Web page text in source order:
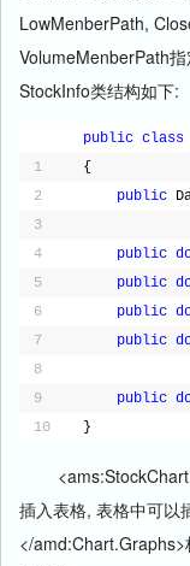
LowMenberPath,
VolumeMenberPath
StockInfo类结构如下:
1
2
3
4
5
6
7
8
9
10
public class
{
public
public
public
public
public
public
}
插入表格, 表格中可以
</